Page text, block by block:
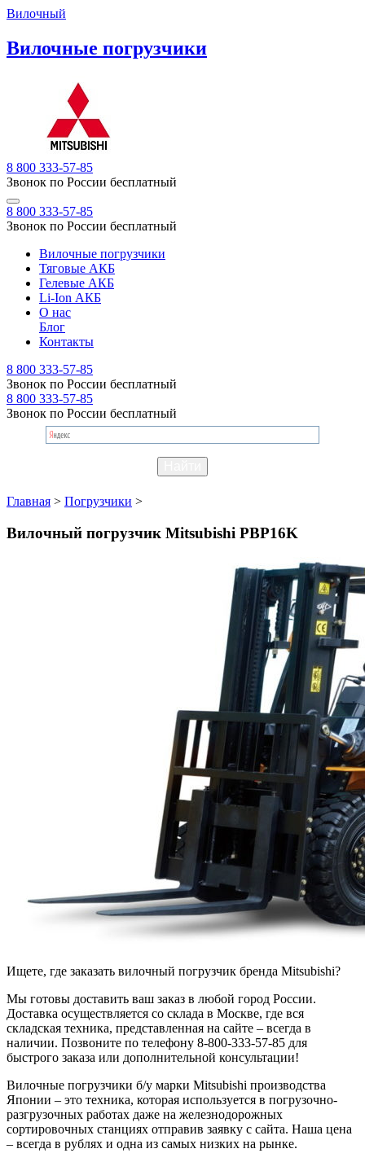
Вилочный
Вилочные погрузчики
8 800 333-57-85
Звонок по России бесплатный
8 800 333-57-85
Звонок по России бесплатный
Вилочные погрузчики
Тяговые АКБ
Гелевые АКБ
Li-Ion АКБ
О нас
Блог
Контакты
8 800 333-57-85
Звонок по России бесплатный
8 800 333-57-85
Звонок по России бесплатный
Главная > Погрузчики >
Вилочный погрузчик Mitsubishi PBP16K
Ищете, где заказать вилочный погрузчик бренда Mitsubishi?
Мы готовы доставить ваш заказ в любой город России.
Доставка осуществляется со склада в Москве, где вся
складская техника, представленная на сайте – всегда в
наличии. Позвоните по телефону 8-800-333-57-85 для
быстрого заказа или дополнительной консультации!
Вилочные погрузчики б/у марки Mitsubishi производства
Японии – это техника, которая используется в погрузочно-
разгрузочных работах даже на железнодорожных
сортировочных станциях отправив заявку с сайта. Наша цена
– всегда в рублях и одна из самых низких на рынке.